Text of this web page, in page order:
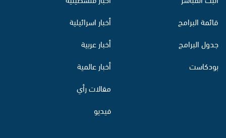
قائمة البرامج
جدول البرامج
بودكاست
أخبار اسرائيلية
أخبار عربية
أخبار عالمية
مقالات رأي
فيديو